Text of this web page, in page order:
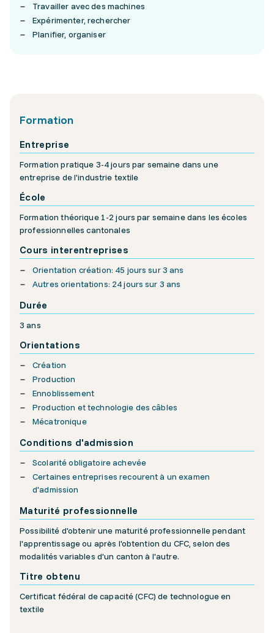
Travailler avec des machines
Expérimenter, rechercher
Planifier, organiser
Formation
Entreprise
Formation pratique 3-4 jours par semaine dans une
entreprise de l'industrie textile
École
Formation théorique 1-2 jours par semaine dans les écoles
professionnelles cantonales
Cours interentreprises
Orientation création: 45 jours sur 3 ans
Autres orientations: 24 jours sur 3 ans
Durée
3 ans
Orientations
Création
Production
Ennoblissement
Production et technologie des câbles
Mécatronique
Conditions d'admission
Scolarité obligatoire achevée
Certaines entreprises recourent à un examen
d'admission
Maturité professionnelle
Possibilité d'obtenir une maturité professionnelle pendant
l'apprentissage ou après l'obtention du CFC, selon des
modalités variables d'un canton à l'autre.
Titre obtenu
Certificat fédéral de capacité (CFC) de technologue en
textile